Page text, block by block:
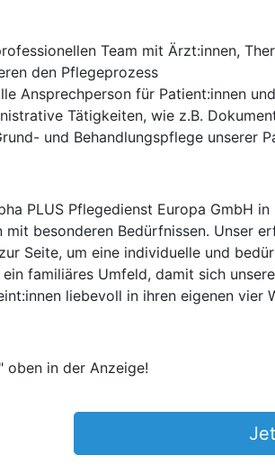
Team mit Ärzt:innen,
den Pflegeprozess
Ansprechperson für Patient:innen
Tätigkeiten, wie z.B.
und Behandlungspflege unserer
PLUS Pflegedienst Europa GmbH
mit besonderen Bedürfnissen. Unser
Seite, um eine individuelle und
familiäres Umfeld, damit sich
liebevoll in ihren eigenen vier
oben in der Anzeige!